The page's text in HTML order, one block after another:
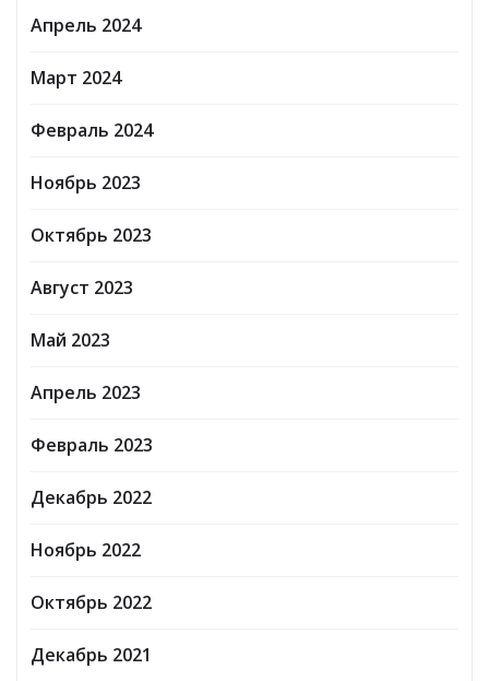
Апрель 2024
Март 2024
Февраль 2024
Ноябрь 2023
Октябрь 2023
Август 2023
Май 2023
Апрель 2023
Февраль 2023
Декабрь 2022
Ноябрь 2022
Октябрь 2022
Декабрь 2021